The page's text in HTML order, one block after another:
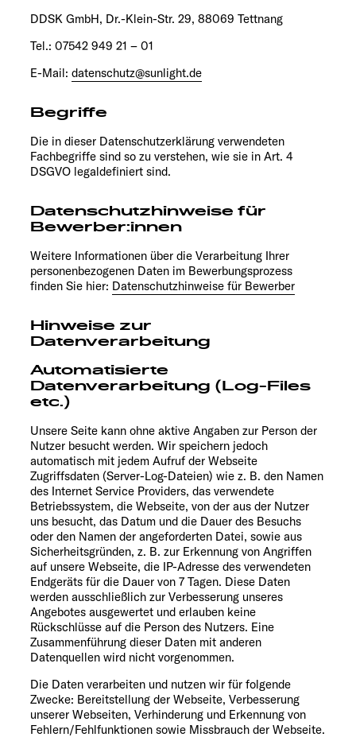
DDSK GmbH, Dr.-Klein-Str. 29, 88069 Tettnang
Tel.: 07542 949 21 – 01
E-Mail: datenschutz@sunlight.de
Begriffe
Die in dieser Datenschutzerklärung verwendeten
Fachbegriffe sind so zu verstehen, wie sie in Art. 4
DSGVO legaldefiniert sind.
Datenschutzhinweise für
Bewerber:innen
Weitere Informationen über die Verarbeitung Ihrer
personenbezogenen Daten im Bewerbungsprozess
finden Sie hier: Datenschutzhinweise für Bewerber
Hinweise zur
Datenverarbeitung
Automatisierte
Datenverarbeitung (Log-Files
etc.)
Unsere Seite kann ohne aktive Angaben zur Person der
Nutzer besucht werden. Wir speichern jedoch
automatisch mit jedem Aufruf der Webseite
Zugriffsdaten (Server-Log-Dateien) wie z. B. den Namen
des Internet Service Providers, das verwendete
Betriebssystem, die Webseite, von der aus der Nutzer
uns besucht, das Datum und die Dauer des Besuchs
oder den Namen der angeforderten Datei, sowie aus
Sicherheitsgründen, z. B. zur Erkennung von Angriffen
auf unsere Webseite, die IP-Adresse des verwendeten
Endgeräts für die Dauer von 7 Tagen. Diese Daten
werden ausschließlich zur Verbesserung unseres
Angebotes ausgewertet und erlauben keine
Rückschlüsse auf die Person des Nutzers. Eine
Zusammenführung dieser Daten mit anderen
Datenquellen wird nicht vorgenommen.
Die Daten verarbeiten und nutzen wir für folgende
Zwecke: Bereitstellung der Webseite, Verbesserung
unserer Webseiten, Verhinderung und Erkennung von
Fehlern/Fehlfunktionen sowie Missbrauch der Webseite.